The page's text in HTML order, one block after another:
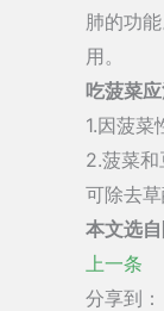
肺的功
用。
吃菠菜
1.因菠菜
2.菠菜
可除去
本文选
上一条
分享到：